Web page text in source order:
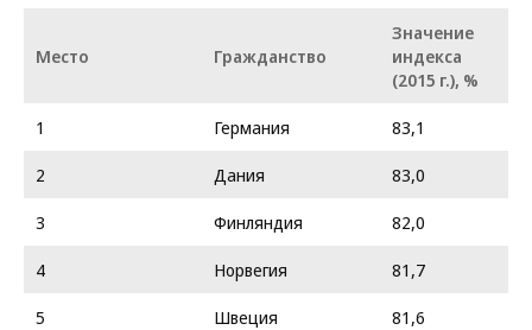
Место Гражданство
Значение
индекса
(2015 г.), %
1
Германия
83,1
2
Дания
83,0
3
Финляндия
82,0
4
Норвегия
81,7
5
Швеция
81,6